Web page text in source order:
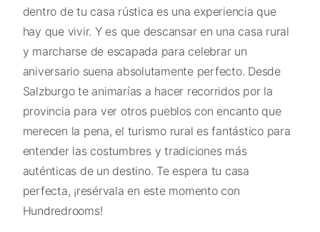
dentro de tu casa rústica es una experiencia que
hay que vivir. Y es que descansar en una casa rural
y marcharse de escapada para celebrar un
aniversario suena absolutamente perfecto. Desde
Salzburgo te animarías a hacer recorridos por la
provincia para ver otros pueblos con encanto que
merecen la pena, el turismo rural es fantástico para
entender las costumbres y tradiciones más
auténticas de un destino. Te espera tu casa
perfecta, ¡resérvala en este momento con
Hundredrooms!